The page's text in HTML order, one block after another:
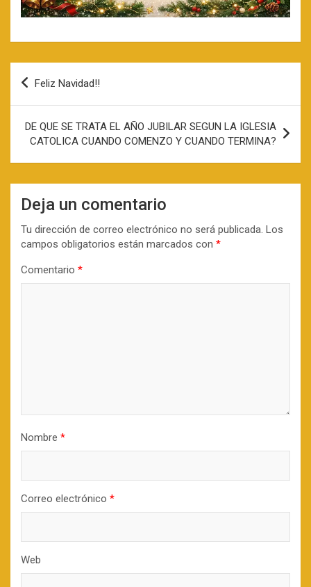
Navegación
entradas
Feliz Navidad!!
DE QUE SE TRATA EL AÑO JUBILAR SEGUN LA IGLESIA
CATOLICA CUANDO COMENZO Y CUANDO TERMINA?
Deja un comentario
Tu dirección de correo electrónico no será publicada. Los
campos obligatorios están marcados con *
Comentario *
Nombre *
Correo electrónico *
Web